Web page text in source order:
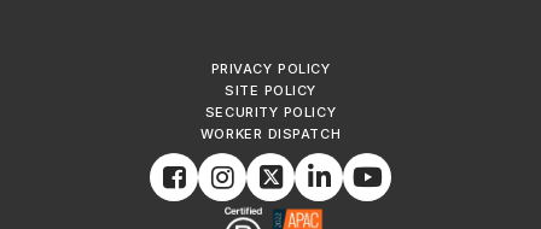
PRIVACY POLICY
SITE POLICY
SECURITY POLICY
WORKER DISPATCH